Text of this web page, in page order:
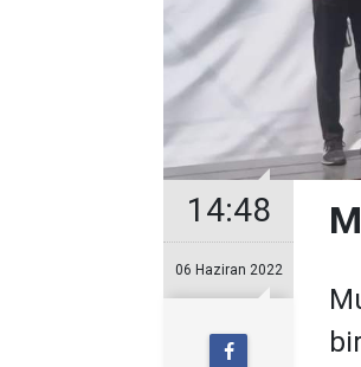
14:48
06 Haziran 2022